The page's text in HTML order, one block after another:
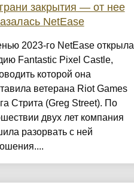
закрытия — от нее
NetEase
2023-го NetEase открыла
Fantastic Pixel Castle,
которой она
ветерана Riot Games
Стрита (Greg Street). По
двух лет компания
разорвать с ней